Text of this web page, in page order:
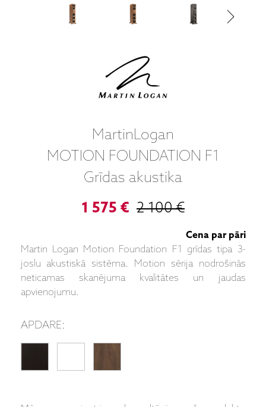
MartinLogan
MOTION FOUNDATION F1
Grīdas akustika
1 575 € 2 100 €
Cena par pāri
Martin Logan Motion Foundation F1 grīdas tipa 3-
joslu akustiskā sistēma. Motion sērija nodrošinās
neticamas skanējuma kvalitātes un jaudas
apvienojumu.
APDARE: